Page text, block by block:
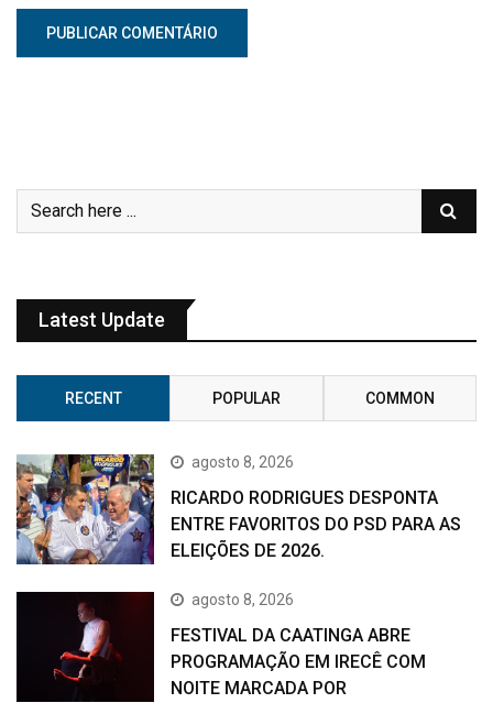
Latest Update
RECENT POPULAR COMMON
agosto 8, 2026
RICARDO RODRIGUES DESPONTA
ENTRE FAVORITOS DO PSD PARA AS
ELEIÇÕES DE 2026.
agosto 8, 2026
FESTIVAL DA CAATINGA ABRE
PROGRAMAÇÃO EM IRECÊ COM
NOITE MARCADA POR